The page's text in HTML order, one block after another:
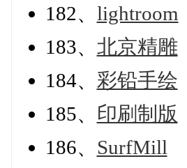
182、 lightroom
183、 北京精雕
184、 彩铅手绘
185、 印刷制版
186、 SurfMill